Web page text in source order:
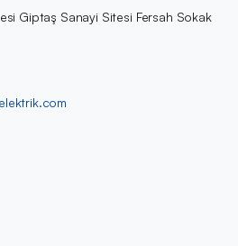
Giptaş Sanayi Sitesi Fersah Sokak